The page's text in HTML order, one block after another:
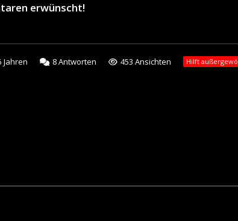
erwünscht!
Jahren 8Antworten 453 Ansichten Hilft